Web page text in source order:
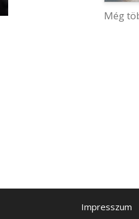
Még
Impresszum